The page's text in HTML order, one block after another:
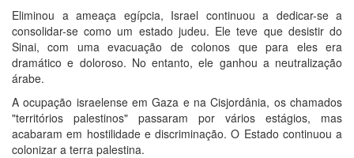
Eliminou a ameaça egípcia, Israel continuou a dedicar-se a
consolidar-se como um estado judeu. Ele teve que desistir do
Sinai, com uma evacuação de colonos que para eles era
dramático e doloroso. No entanto, ele ganhou a neutralização
árabe.
A ocupação israelense em Gaza e na Cisjordânia, os chamados
"territórios palestinos" passaram por vários estágios, mas
acabaram em hostilidade e discriminação. O Estado continuou a
colonizar a terra palestina.